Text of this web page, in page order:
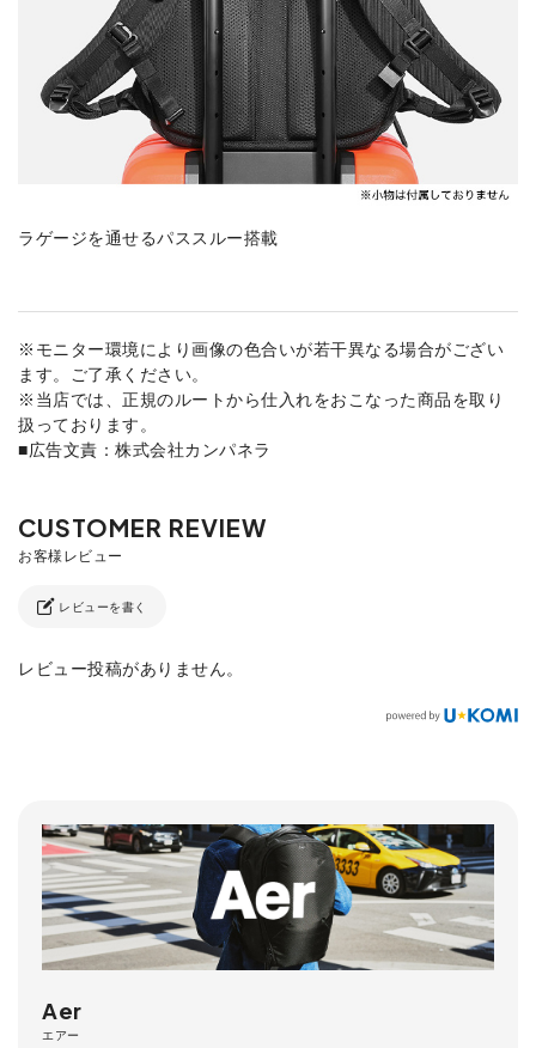
ラゲージを通せるパススルー搭載
※モニター環境により画像の色合いが若干異なる場合がござい
ます。ご了承ください。
※当店では、正規のルートから仕入れをおこなった商品を取り
扱っております。
■広告文責：株式会社カンパネラ
レビューを書く
レビュー投稿がありません。
Aer
エアー